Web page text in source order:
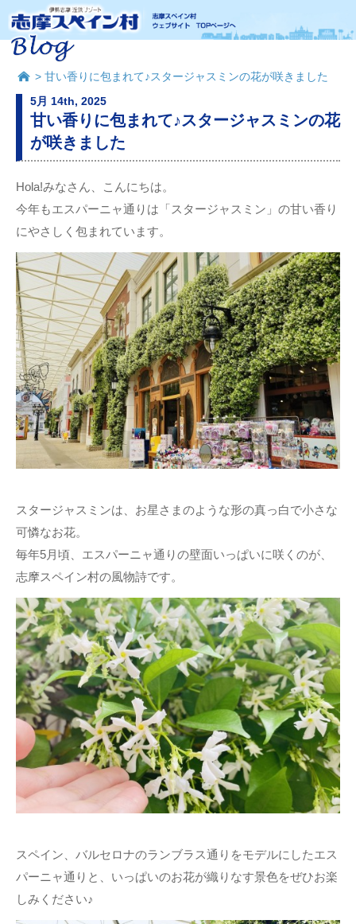
> 甘い香りに包まれて♪スタージャスミンの花が咲きました
5月 14th, 2025
甘い香りに包まれて♪スタージャスミンの花
が咲きました
Hola!みなさん、こんにちは。
今年もエスパーニャ通りは「スタージャスミン」の甘い香り
にやさしく包まれています。
スタージャスミンは、お星さまのような形の真っ白で小さな
可憐なお花。
毎年5月頃、エスパーニャ通りの壁面いっぱいに咲くのが、
志摩スペイン村の風物詩です。
スペイン、バルセロナのランブラス通りをモデルにしたエス
パーニャ通りと、いっぱいのお花が織りなす景色をぜひお楽
しみください♪